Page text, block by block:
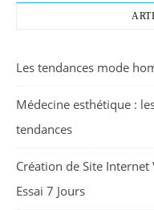
Les tendances mode
Médecine esthétique :
tendances
Création de Site Internet
Essai 7 Jours